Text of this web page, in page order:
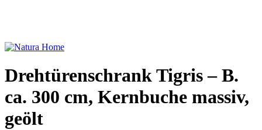
Drehtürenschrank Tigris – B.
ca. 300 cm, Kernbuche massiv,
geölt